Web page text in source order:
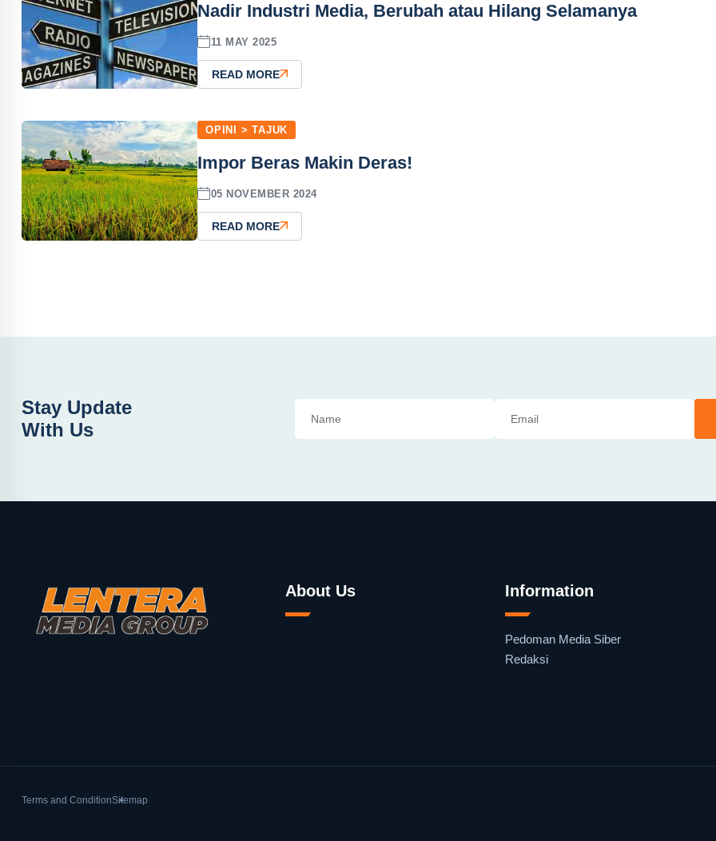
Nadir Industri Media, Berubah atau Hilang Selamanya
11 MAY 2025
READ MORE
OPINI > TAJUK
Impor Beras Makin Deras!
05 NOVEMBER 2024
READ MORE
Stay Update
With Us
About Us Information
Pedoman Media Siber
Redaksi
Terms and ConditionSitemap